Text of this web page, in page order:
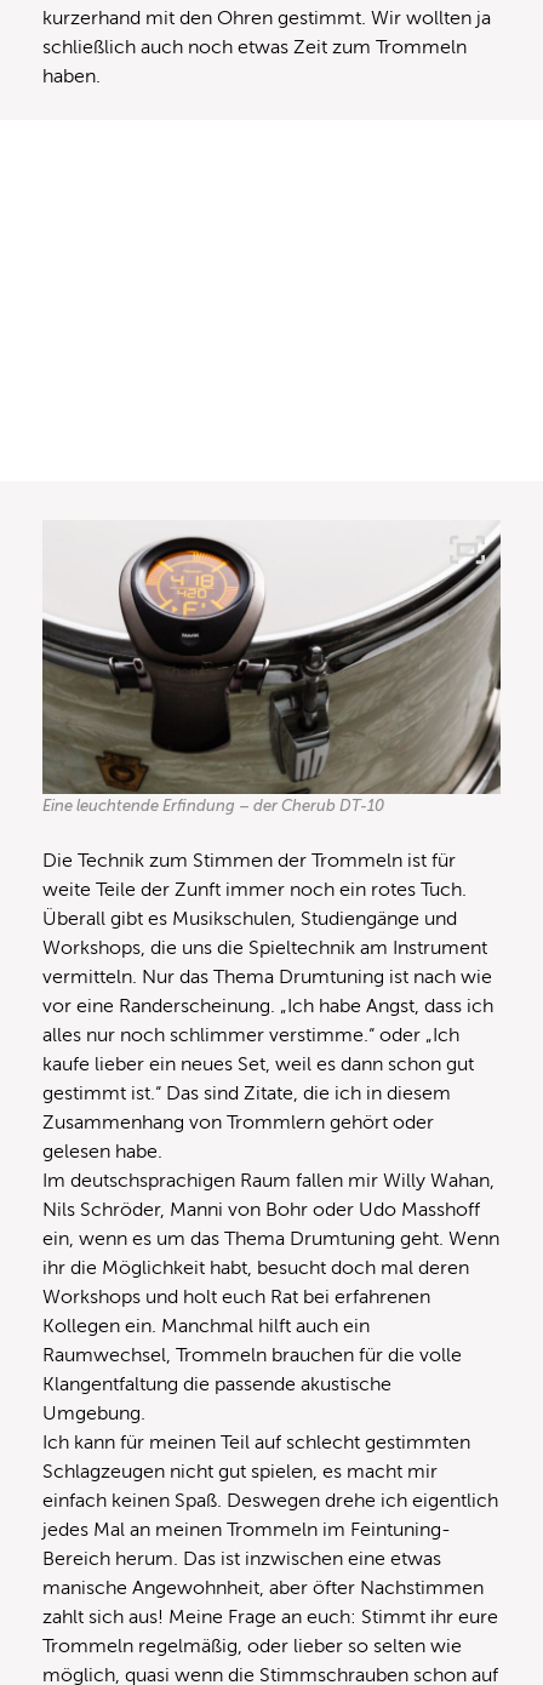
kurzerhand mit den Ohren gestimmt. Wir wollten ja
schließlich auch noch etwas Zeit zum Trommeln
haben.
Eine leuchtende Erfindung – der Cherub DT-10
Die Technik zum Stimmen der Trommeln ist für
weite Teile der Zunft immer noch ein rotes Tuch.
Überall gibt es Musikschulen, Studiengänge und
Workshops, die uns die Spieltechnik am Instrument
vermitteln. Nur das Thema Drumtuning ist nach wie
vor eine Randerscheinung. „Ich habe Angst, dass ich
alles nur noch schlimmer verstimme.“ oder „Ich
kaufe lieber ein neues Set, weil es dann schon gut
gestimmt ist.“ Das sind Zitate, die ich in diesem
Zusammenhang von Trommlern gehört oder
gelesen habe.
Im deutschsprachigen Raum fallen mir Willy Wahan,
Nils Schröder, Manni von Bohr oder Udo Masshoff
ein, wenn es um das Thema Drumtuning geht. Wenn
ihr die Möglichkeit habt, besucht doch mal deren
Workshops und holt euch Rat bei erfahrenen
Kollegen ein. Manchmal hilft auch ein
Raumwechsel, Trommeln brauchen für die volle
Klangentfaltung die passende akustische
Umgebung.
Ich kann für meinen Teil auf schlecht gestimmten
Schlagzeugen nicht gut spielen, es macht mir
einfach keinen Spaß. Deswegen drehe ich eigentlich
jedes Mal an meinen Trommeln im Feintuning-
Bereich herum. Das ist inzwischen eine etwas
manische Angewohnheit, aber öfter Nachstimmen
zahlt sich aus! Meine Frage an euch: Stimmt ihr eure
Trommeln regelmäßig, oder lieber so selten wie
möglich, quasi wenn die Stimmschrauben schon auf